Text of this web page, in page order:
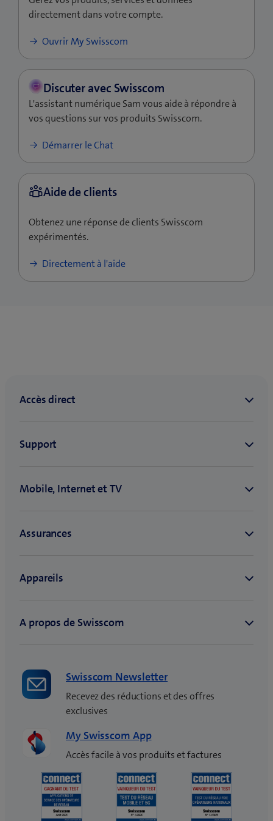
e
directement dans votre compte.
Ouvrir My Swisscom
nouvelle
fenêtre)
L'assistant numérique Sam vous aide à répondre à
vos questions sur vos produits Swisscom.
Démarrer le Chat
Obtenez une réponse de clients Swisscom
expérimentés.
Directement à l'aide
Swisscom Newsletter
Recevez des réductions et des offres
exclusives
My Swisscom App
Accès facile à vos produits et factures